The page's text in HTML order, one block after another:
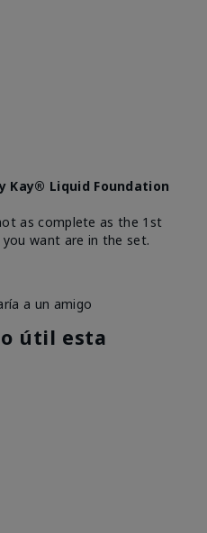
Kay® Liquid Foundation
as complete as the 1st
want are in the set.
a un amigo
útil esta